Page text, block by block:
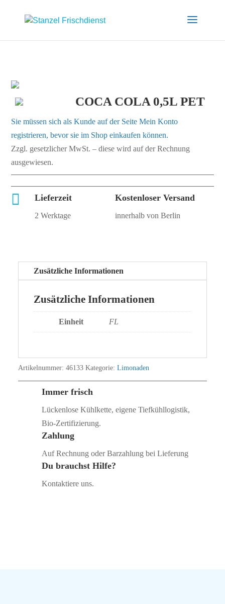
COCA COLA 0,5L PET
Sie müssen sich als Kunde auf der SeiteMein Konto
registrieren, bevor sie im Shop einkaufen können.
Zzgl. gesetzlicher MwSt. – diese wird auf der Rechnung
ausgewiesen.
 Lieferzeit
2 Werktage
Kostenloser Versand
innerhalb von Berlin
Zusätzliche Informationen
Zusätzliche Informationen
Einheit FL
Artikelnummer: 46133 Kategorie: Limonaden
Immer frisch
Lückenlose Kühlkette, eigene Tiefkühllogistik,
Bio‑Zertifizierung.
Zahlung
Auf Rechnung oder Barzahlung bei Lieferung
Du brauchst Hilfe?
Kontaktiere uns.